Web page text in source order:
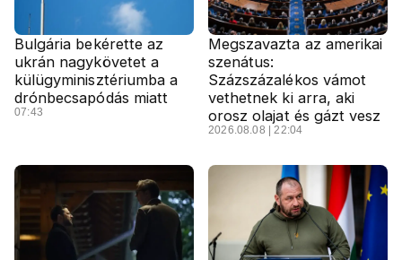
Bulgária bekérette az
ukrán nagykövetet a
külügyminisztériumba a
drónbecsapódás miatt
07:43
Megszavazta az amerikai
szenátus:
Százszázalékos vámot
vethetnek ki arra, aki
orosz olajat és gázt vesz
2026.08.08 | 22:04